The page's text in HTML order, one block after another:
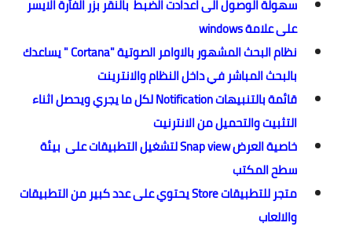
سهولة الوصول الى اعدادت الضبط بالنقر بزر الفأرة الايسر
على علامة windows
نظام البحث المشهور بالاوامر الصوتية "
Cortana " يساعدك
بالبحث المباشر في داخل النظام والانترينت
قائمة بالتنبيهات Notification لكل ما يجري ويحصل اثناء
التثبيت والتحميل من الانترنيت
خاصية العرض Snap view لتشغيل التطبيقات على بيئة
سطح المكتب
متجر للتطبيقات Store يحتوي على عدد كبير من التطبيقات
والالعاب